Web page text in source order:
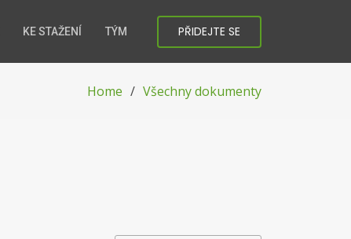
KE STAŽENÍ TÝM PŘIDEJTE SE
Home Všechny dokumenty